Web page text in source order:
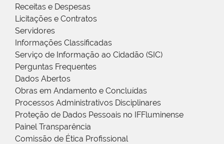
Receitas e Despesas
Licitações e Contratos
Servidores
Informações Classificadas
Serviço de Informação ao Cidadão (SIC)
Perguntas Frequentes
Dados Abertos
Obras em Andamento e Concluídas
Processos Administrativos Disciplinares
Proteção de Dados Pessoais no IFFluminense
Painel Transparência
Comissão de Ética Profissional